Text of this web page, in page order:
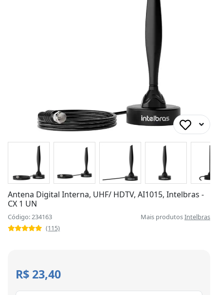
Antena Digital Interna, UHF/ HDTV, AI1015, Intelbras -
CX 1 UN
Código: 234163 Mais produtosIntelbras
(115)
R$ 23,40